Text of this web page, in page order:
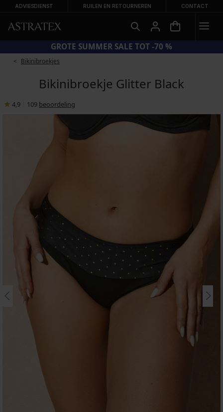
ADVIESDIENST RUILEN EN RETOURNEREN CONTACT
CODE SUN20 = EXTRA −20% OP AFGEPRIJSDE BADMODE
Bikinibroekjes
Bikinibroekje Glitter Black
4,9 109 beoordeling